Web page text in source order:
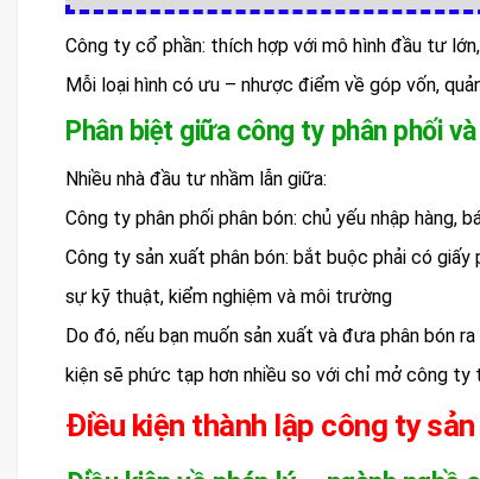
Công ty cổ phần: thích hợp với mô hình đầu tư
Mỗi loại hình có ưu – nhược điểm về góp vốn,
Phân biệt giữa công ty phân phối
Nhiều nhà đầu tư nhầm lẫn giữa:
Công ty phân phối phân bón: chủ yếu nhập hàng,
Công ty sản xuất phân bón: bắt buộc phải có
sự kỹ thuật, kiểm nghiệm và môi trường
Do đó, nếu bạn muốn sản xuất và đưa phân bón
kiện sẽ phức tạp hơn nhiều so với chỉ mở công ty
Điều kiện thành lập công ty